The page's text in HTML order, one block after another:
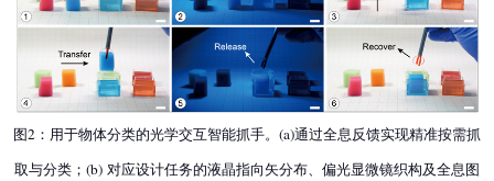
图2：用于物体分类的光学交互智能抓手。(a)通过全息反馈实现精准按需抓
取与分类；(b) 对应设计任务的液晶指向矢分布、偏光显微镜织构及全息图